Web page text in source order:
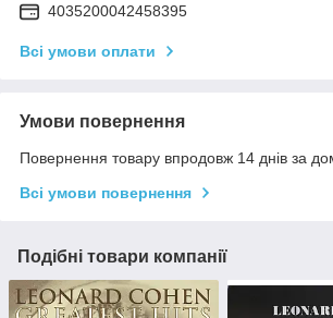
4035200042458395
Всі умови оплати
Умови повернення
Повернення товару впродовж 14 днів за
Всі умови повернення
Подібні товари компанії